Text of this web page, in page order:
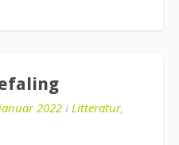
2022 i Litteratur,